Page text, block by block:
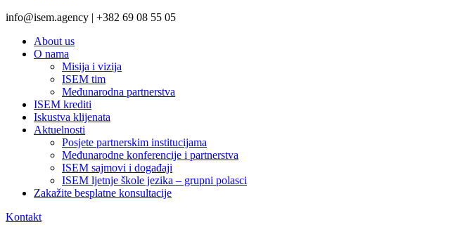
info@isem.agency | +382 69 08 55 05
About us
O nama
Misija i vizija
ISEM tim
Međunarodna partnerstva
ISEM krediti
Iskustva klijenata
Aktuelnosti
Posjete partnerskim institucijama
Međunarodne konferencije i partnerstva
ISEM sajmovi i događaji
ISEM ljetnje škole jezika – grupni polasci
Zakažite besplatne konsultacije
Kontakt